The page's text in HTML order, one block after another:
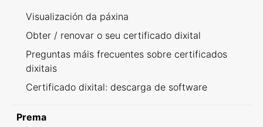
Visualización da páxina
Obter / renovar o seu certificado dixital
Preguntas máis frecuentes sobre certificados
dixitais
Certificado dixital: descarga de software
Prema